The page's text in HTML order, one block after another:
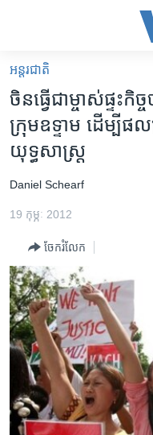
គេហទំព័រ​
ទាក់ទង
និង​
ចូល​
ទំព័រ​
ព័ត៌មាន​​
រំលង​
និង​
ចូល​
ទៅ​
ទំព័រ​
រំលង​
និង​
អន្តរជាតិ
ព្រឹត្តិការណ៍ព័ត៌មាន
ទូរទស្សន៍ / វីដេអូ​
វិទ្យុ / ផតខាសថ៍
កម្មវិធីទាំងអស់
Khmer English
បណ្តាញ​សង្គម
អន្តរជាតិ
ចិន​ធ្វើ​​ជា​ម្ចាស់​ផ្ទះ​កិ
ក្រុម​ឧទ្ទាម ​ដើម្បី​ផ
យុទ្ធសាស្រ្ត
Daniel Schearf
19 កុម្ភៈ 2012
ចែករំលែក